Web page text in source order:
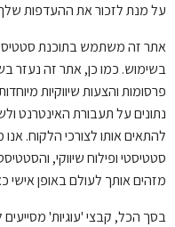
על מנת לזכור את ההעדפות
אתר זה משתמש בתוכנת
נתונים על תעבורת האינטרנט
להתאים אותו לצורכי הלקוח.
סטטיסטי ופילוח שיווקי,
מזהים אותך לעולם באופן
בסך הכל, קבצי 'עוגיות'